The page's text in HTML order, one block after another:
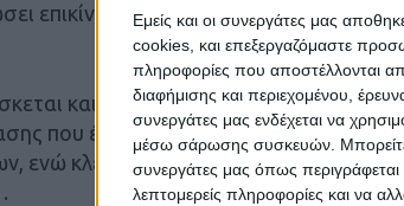
Εμείς και οι συνεργάτες μας
cookies, και επεξεργαζόμαστε
πληροφορίες που αποστέλλονται
διαφήμισης και περιεχομένου,
συνεργάτες μας ενδέχεται να
μέσω σάρωσης συσκευών. Μπορείτε
συνεργάτες μας όπως
λεπτομερείς πληροφορίες και να
επικίνδυνα παρασύροντας
και η ΕΜΑΚ για την αντιμετώπιση
που έχει δημιουργηθεί. Στην Κάτω
ενώ κλειστά θα παραμείνουν,